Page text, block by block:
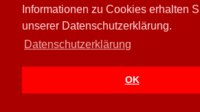
Informationen zu Cookies erhalten
unserer Datenschutzerklärung.
Datenschutzerklärung
OK